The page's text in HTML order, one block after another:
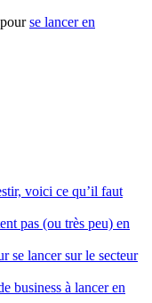
se lancer en
voici ce qu’il faut
pas (ou très peu) en
se lancer sur le secteur
business à lancer en